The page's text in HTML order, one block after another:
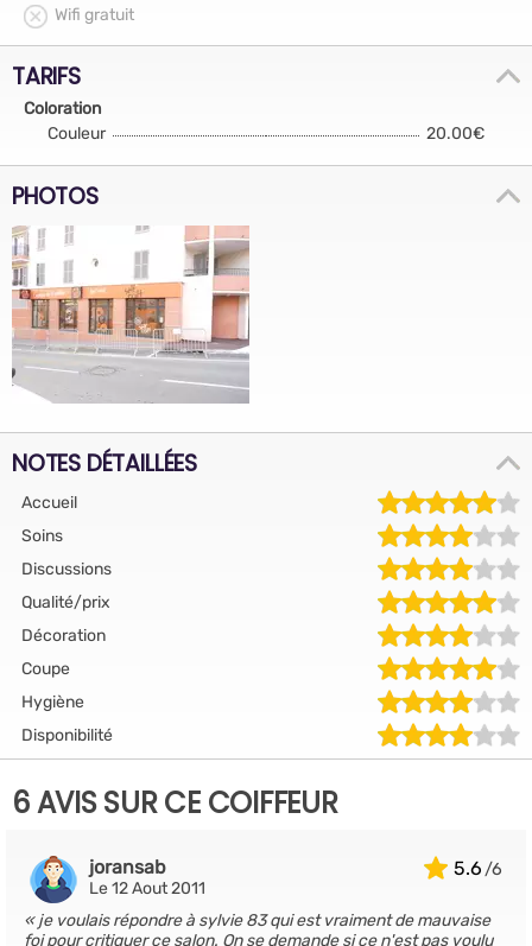
Wifi gratuit
TARIFS
Coloration
Couleur
20.00€
PHOTOS
NOTES DÉTAILLÉES
Accueil
Soins
Discussions
Qualité/prix
Décoration
Coupe
Hygiène
Disponibilité
6 AVIS SUR CE COIFFEUR
5.6
joransab
Le 12 Aout 2011
je voulais répondre à sylvie 83 qui est vraiment de mauvaise
foi pour critiquer ce salon. On se demande si ce n'est pas voulu